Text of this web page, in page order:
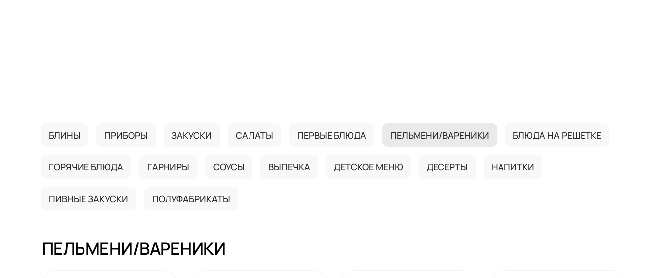
БЛИНЫ ПРИБОРЫ ЗАКУСКИ САЛАТЫ ПЕРВЫЕ БЛЮДА ПЕЛЬМЕНИ/ВАРЕНИКИ БЛЮДА НА РЕШЕТКЕ
ГОРЯЧИЕ БЛЮДА ГАРНИРЫ СОУСЫ ВЫПЕЧКА ДЕТСКОЕ МЕНЮ ДЕСЕРТЫ НАПИТКИ
ПИВНЫЕ ЗАКУСКИ ПОЛУФАБРИКАТЫ
ПЕЛЬМЕНИ/ВАРЕНИКИ